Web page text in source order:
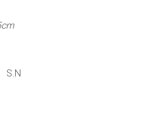
S.N